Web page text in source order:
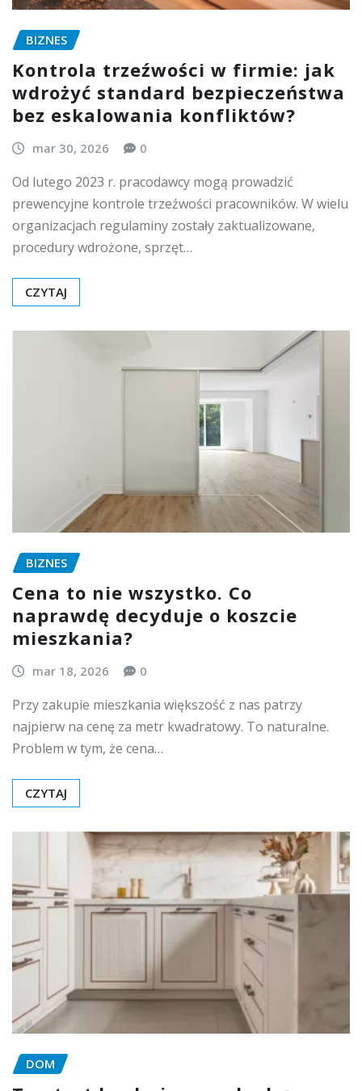
BIZNES
Kontrola trzeźwości w firmie: jak
wdrożyć standard bezpieczeństwa
bez eskalowania konfliktów?
mar 30, 2026 0
Od lutego 2023 r. pracodawcy mogą prowadzić
prewencyjne kontrole trzeźwości pracowników. W wielu
organizacjach regulaminy zostały zaktualizowane,
procedury wdrożone, sprzęt…
CZYTAJ
BIZNES
Cena to nie wszystko. Co
naprawdę decyduje o koszcie
mieszkania?
mar 18, 2026 0
Przy zakupie mieszkania większość z nas patrzy
najpierw na cenę za metr kwadratowy. To naturalne.
Problem w tym, że cena…
CZYTAJ
DOM